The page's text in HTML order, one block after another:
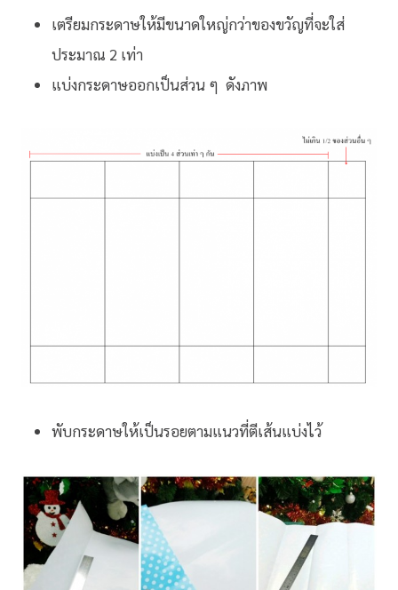
เตรียมกระดาษให้มีขนาดใหญ่กว่าของขวัญที่จะใส่
ประมาณ 2 เท่า
แบ่งกระดาษออกเป็นส่วน ๆ ดังภาพ
พับกระดาษให้เป็นรอยตามแนวที่ตีเส้นแบ่งไว้